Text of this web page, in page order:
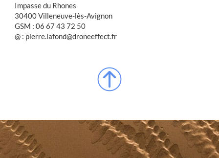
Impasse du Rhones
30400 Villeneuve-lès-Avignon
GSM : 06 67 43 72 50
@ : pierre.lafond@droneeffect.fr